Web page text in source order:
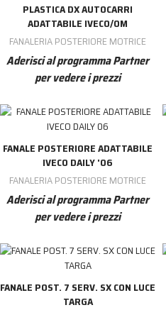
PLASTICA DX AUTOCARRI
ADATTABILE IVECO/OM
FANALERIA POSTERIORE MOTRICE
Aderisci al programma Partner
per vedere i prezzi
FANALE POSTERIORE ADATTABILE
IVECO DAILY '06
FANALERIA POSTERIORE MOTRICE
Aderisci al programma Partner
per vedere i prezzi
FANALE POST. 7 SERV. SX CON LUCE
TARGA